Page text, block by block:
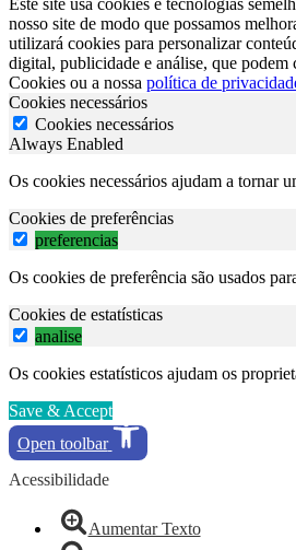
Este site usa cookies e tecnologias
nosso site de modo que possamos
utilizará cookies para personalizar
digital, publicidade e análise, que podem
Cookies ou a nossa política de
Cookies necessários
Cookies necessários
Always Enabled
Os cookies necessários ajudam a tornar
Cookies de preferências
preferencias
Os cookies de preferência são usados
Cookies de estatísticas
analise
Os cookies estatísticos ajudam os
Save & Accept
Open toolbar
Acessibilidade
Aumentar Texto